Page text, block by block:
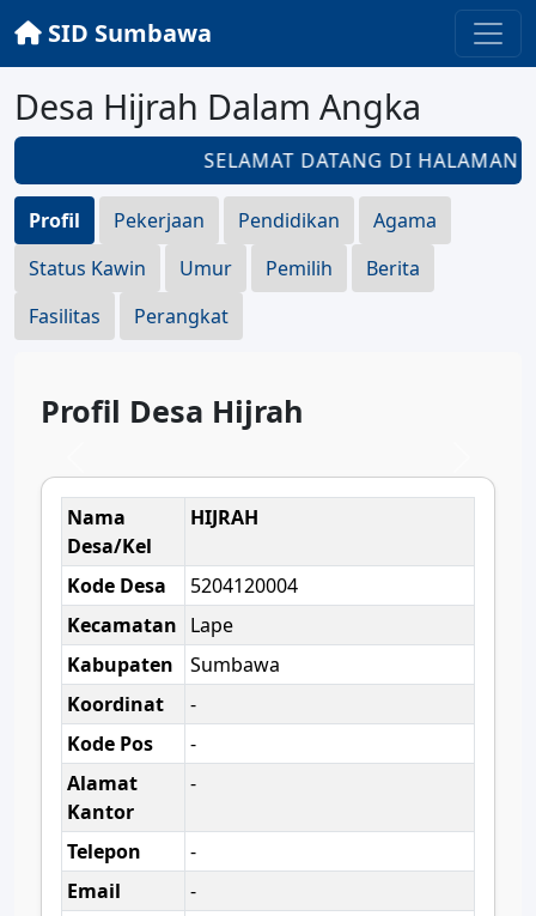
SID Sumbawa
Desa Hijrah Dalam Angka
SELAMAT DATANG DI HALAMAN
Profil Pekerjaan Pendidikan
Agama
Status Kawin
Umur Pemilih
Berita
Fasilitas
Perangkat
Profil Desa Hijrah
Nama
Desa/Kel
HIJRAH
Kode Desa
5204120004
Kecamatan Lape
Kabupaten
Sumbawa
Koordinat
-
Kode Pos
-
Alamat
Kantor
-
Telepon
-
Email
-